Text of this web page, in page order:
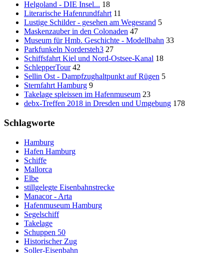
Helgoland - DIE Insel... 18
Literarische Hafenrundfahrt 11
Lustige Schilder - gesehen am Wegesrand 5
Maskenzauber in den Colonaden 47
Museum für Hmb. Geschichte - Modellbahn 33
Parkfunkeln Nordersteh3 27
Schiffsfahrt Kiel und Nord-Ostsee-Kanal 18
SchlepperTour 42
Sellin Ost - Dampfzughaltpunkt auf Rügen 5
Sternfahrt Hamburg 9
Takelage spleissen im Hafenmuseum 23
debx-Treffen 2018 in Dresden und Umgebung 178
Schlagworte
Hamburg
Hafen Hamburg
Schiffe
Mallorca
Elbe
stillgelegte Eisenbahnstrecke
Manacor - Arta
Hafenmuseum Hamburg
Segelschiff
Takelage
Schuppen 50
Historischer Zug
Soller-Eisenbahn